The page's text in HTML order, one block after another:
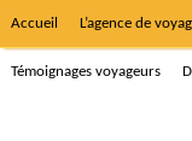
Accueil L’agence de
Témoignages voyageurs